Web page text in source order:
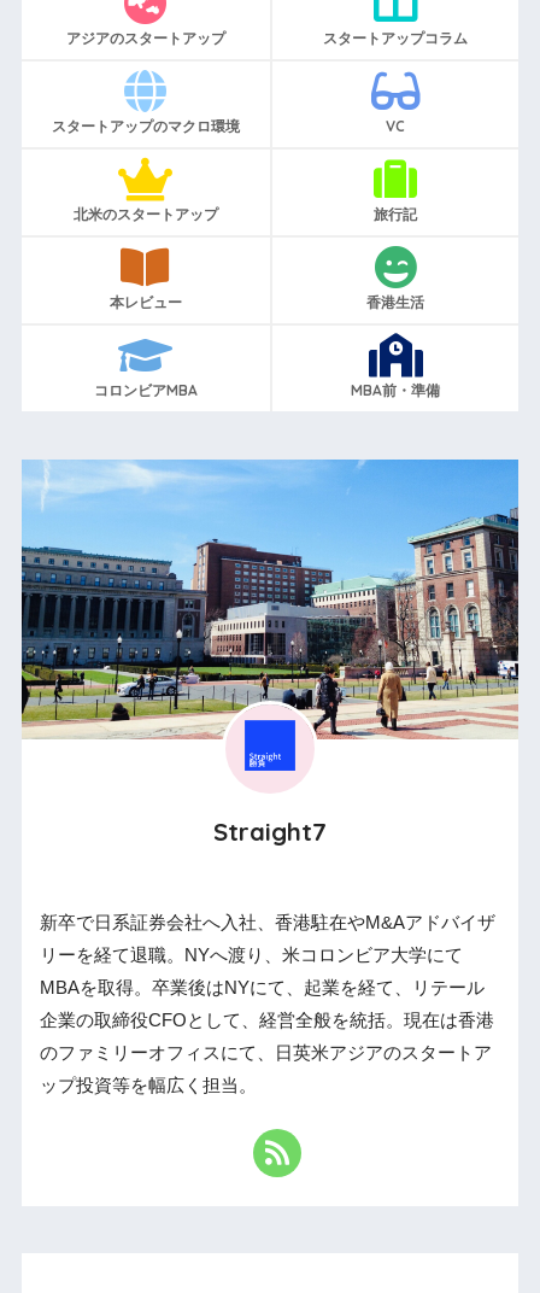
アジアのスタートアップ スタートアップコラム
スタートアップのマクロ環境 VC
北米のスタートアップ 旅行記
本レビュー 香港生活
コロンビアMBA MBA前・準備
Straight7
新卒で日系証券会社へ入社、香港駐在やM&Aアドバイザ
リーを経て退職。NYへ渡り、米コロンビア大学にて
MBAを取得。卒業後はNYにて、起業を経て、リテール
企業の取締役CFOとして、経営全般を統括。現在は香港
のファミリーオフィスにて、日英米アジアのスタートア
ップ投資等を幅広く担当。